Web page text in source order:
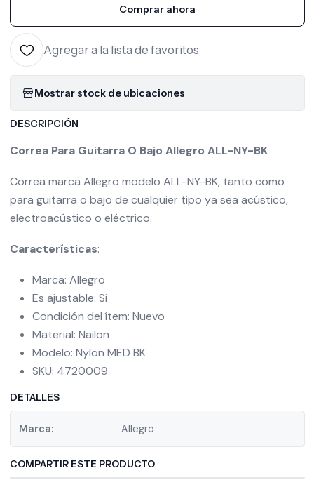
Comprar ahora
Agregar a la lista de favoritos
Mostrar stock de ubicaciones
DESCRIPCIÓN
Correa Para Guitarra O Bajo Allegro ALL-NY-BK
Correa marca Allegro modelo ALL-NY-BK, tanto como
para guitarra o bajo de cualquier tipo ya sea acústico,
electroacústico o eléctrico.
Características:
Marca: Allegro
Es ajustable: Sí
Condición del ítem: Nuevo
Material: Nailon
Modelo: Nylon MED BK
SKU: 4720009
DETALLES
Marca: Allegro
COMPARTIR ESTE PRODUCTO